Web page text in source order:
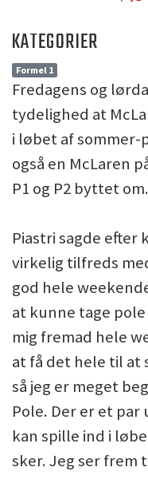
KATEGORIER
Formel 1
Fredagens og
tydelighed at
i løbet af sommer-
også en McLaren
P1 og P2 byttet om.
Piastri sagde efter
virkelig tilfreds
god hele
at kunne tage
mig fremad hele
at få det hele til at
så jeg er meget
Pole. Der er et
kan spille ind i
sker. Jeg ser frem